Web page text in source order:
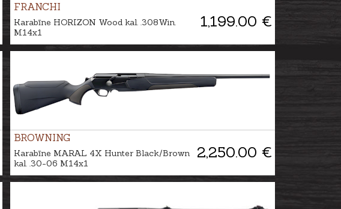
FRANCHI
1,199.00 €
Karabīne HORIZON Wood kal. .308Win.
M14x1
BROWNING
2,250.00 €
Karabīne MARAL 4X Hunter Black/Brown
kal. .30-06 M14x1